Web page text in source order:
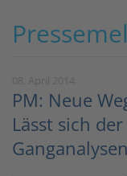
PM: Neue
Lässt sich